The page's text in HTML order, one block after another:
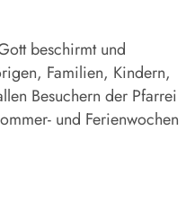
beschirmt und
Familien, Kindern,
Besuchern der Pfarrei
und Ferien­wochen